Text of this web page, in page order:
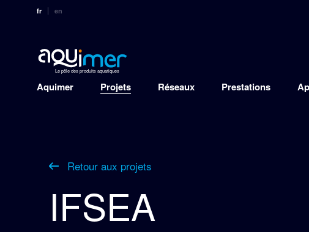
fr en
Le pôle des produits aquatiques
Aquimer Projets Réseaux Prestations
Retour aux projets
IFSEA